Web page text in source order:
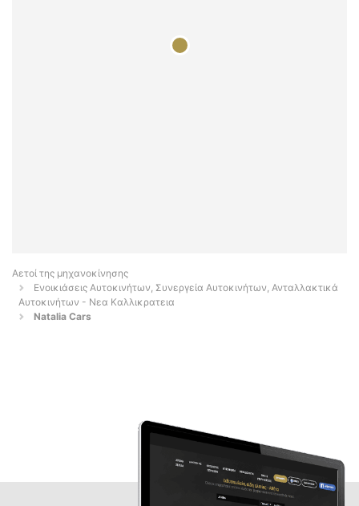
Αετοί της μηχανοκίνησης
Ενοικιάσεις Αυτοκινήτων, Συνεργεία Αυτοκινήτων, Ανταλλακτικά
Αυτοκινήτων - Νεα Καλλικρατεια
Natalia Cars